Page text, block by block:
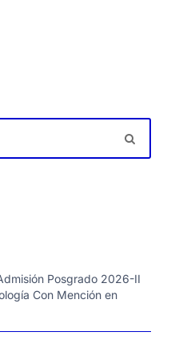
Posgrado 2026-II
Con Mención en